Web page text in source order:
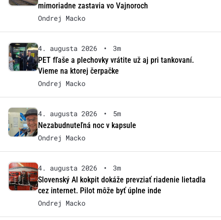
mimoriadne zastavia vo Vajnoroch
Ondrej Macko
4. augusta 2026 •
3m
PET fľaše a plechovky vrátite už aj pri tankovaní.
Vieme na ktorej čerpačke
Ondrej Macko
4. augusta 2026 •
5m
Nezabudnuteľná noc v kapsule
Ondrej Macko
4. augusta 2026 •
3m
Slovenský AI kokpit dokáže prevziať riadenie lietadla
cez internet. Pilot môže byť úplne inde
Ondrej Macko